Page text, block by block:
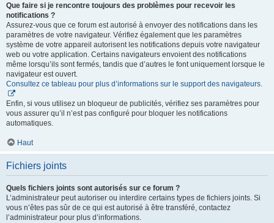
Que faire si je rencontre toujours des problèmes pour recevoir les
notifications ?
Assurez-vous que ce forum est autorisé à envoyer des notifications dans les
paramètres de votre navigateur. Vérifiez également que les paramètres
système de votre appareil autorisent les notifications depuis votre navigateur
web ou votre application. Certains navigateurs envoient des notifications
même lorsqu’ils sont fermés, tandis que d’autres le font uniquement lorsque le
navigateur est ouvert.
Consultez ce tableau pour plus d’informations sur le support des navigateurs.
Enfin, si vous utilisez un bloqueur de publicités, vérifiez ses paramètres pour
vous assurer qu’il n’est pas configuré pour bloquer les notifications
automatiques.
Haut
Fichiers joints
Quels fichiers joints sont autorisés sur ce forum ?
L’administrateur peut autoriser ou interdire certains types de fichiers joints. Si
vous n’êtes pas sûr de ce qui est autorisé à être transféré, contactez
l’administrateur pour plus d’informations.